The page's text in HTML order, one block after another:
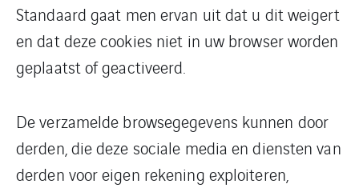
Standaard gaat men ervan uit dat u dit weigert
en dat deze cookies niet in uw browser worden
geplaatst of geactiveerd.
De verzamelde browsegegevens kunnen door
derden, die deze sociale media en diensten van
derden voor eigen rekening exploiteren,